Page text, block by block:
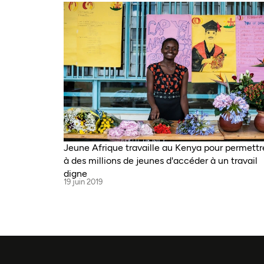
Jeune Afrique travaille au Kenya pour
à des millions de jeunes d'accéder à un travail
digne
19 juin 2019